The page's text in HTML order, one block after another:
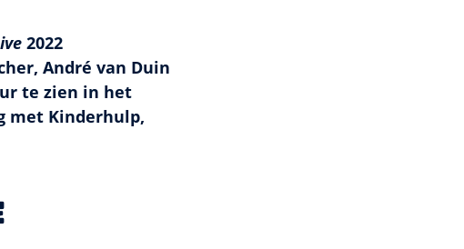
2022
André van Duin
te zien in het
met Kinderhulp,